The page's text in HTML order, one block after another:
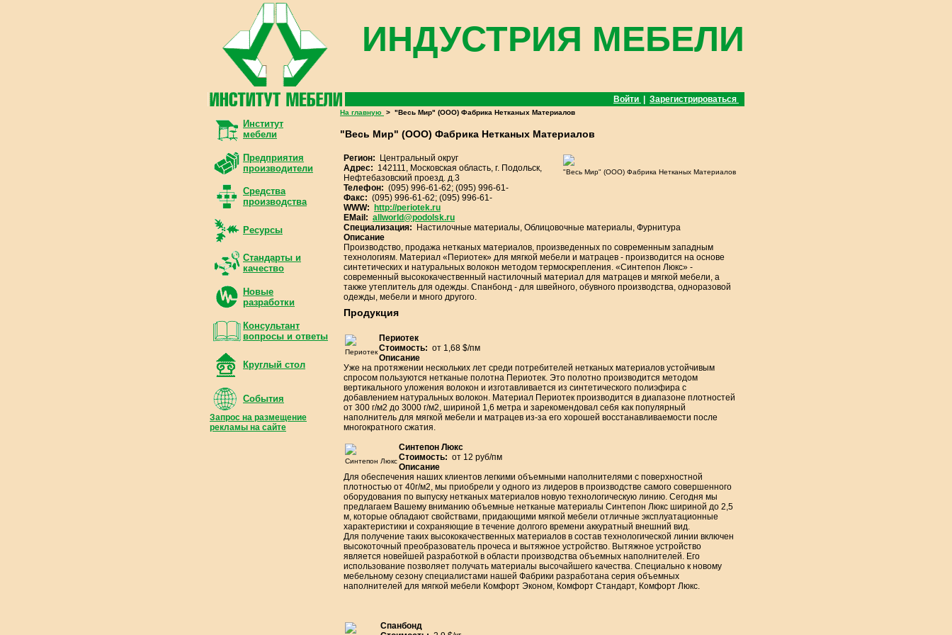
ИНДУСТРИЯ МЕБЕЛИ
Войти Зарегистрироваться
Институт
мебели
Предприятия
производители
Средства
производства
Ресурсы
Стандарты и
качество
Новые
разработки
Консультант
вопросы и ответы
Круглый стол
События
Запрос на размещение
рекламы на сайте
На главную > "Весь Мир" (ООО) Фабрика Нетканых Материалов
"Весь Мир" (ООО) Фабрика Нетканых Материалов
"Весь Мир" (ООО) Фабрика Нетканых Материалов
Регион: Центральный округ
Адрес: 142111, Московская область, г. Подольск,
Нефтебазовский проезд. д.3
Телефон: (095) 996-61-62; (095) 996-61-
Факс: (095) 996-61-62; (095) 996-61-
WWW: http://periotek.ru
EMail: allworld@podolsk.ru
Специализация: Настилочные материалы, Облицовочные материалы, Фурнитура
Описание
Производство, продажа нетканых материалов, произведенных по современным западным
технологиям. Материал «Периотек» для мягкой мебели и матрацев - производится на основе
синтетических и натуральных волокон методом термоскрепления. «Синтепон Люкс» -
современный высококачественный настилочный материал для матрацев и мягкой мебели, а
также утеплитель для одежды. Спанбонд - для швейного, обувного производства, одноразовой
одежды, мебели и много другого.
Продукция
Периотек
Периотек
Стоимость: от 1,68 $/пм
Описание
Уже на протяжении нескольких лет среди потребителей нетканых материалов устойчивым
спросом пользуются нетканые полотна Периотек. Это полотно производится методом
вертикального уложения волокон и изготавливается из синтетического полиэфира с
добавлением натуральных волокон. Материал Периотек производится в диапазоне плотностей
от 300 г/м2 до 3000 г/м2, шириной 1,6 метра и зарекомендовал себя как популярный
наполнитель для мягкой мебели и матрацев из-за его хорошей восстанавливаемости после
многократного сжатия.
Синтепон Люкс
Синтепон Люкс
Стоимость: от 12 руб/пм
Описание
Для обеспечения наших клиентов легкими объемными наполнителями с поверхностной
плотностью от 40г/м2, мы приобрели у одного из лидеров в производстве самого совершенного
оборудования по выпуску нетканых материалов новую технологическую линию. Сегодня мы
предлагаем Вашему вниманию объемные нетканые материалы Синтепон Люкс шириной до 2,5
м, которые обладают свойствами, придающими мягкой мебели отличные эксплуатационные
характеристики и сохраняющие в течение долгого времени аккуратный внешний вид.
Для получение таких высококачественных материалов в состав технологической линии включен
высокоточный преобразователь прочеса и вытяжное устройство. Вытяжное устройство
является новейшей разработкой в области производства объемных наполнителей. Его
использование позволяет получать материалы высочайшего качества. Специально к новому
мебельному сезону специалистами нашей Фабрики разработана серия объемных
наполнителей для мягкой мебели Комфорт Эконом, Комфорт Стандарт, Комфорт Люкс.
Спанбонд